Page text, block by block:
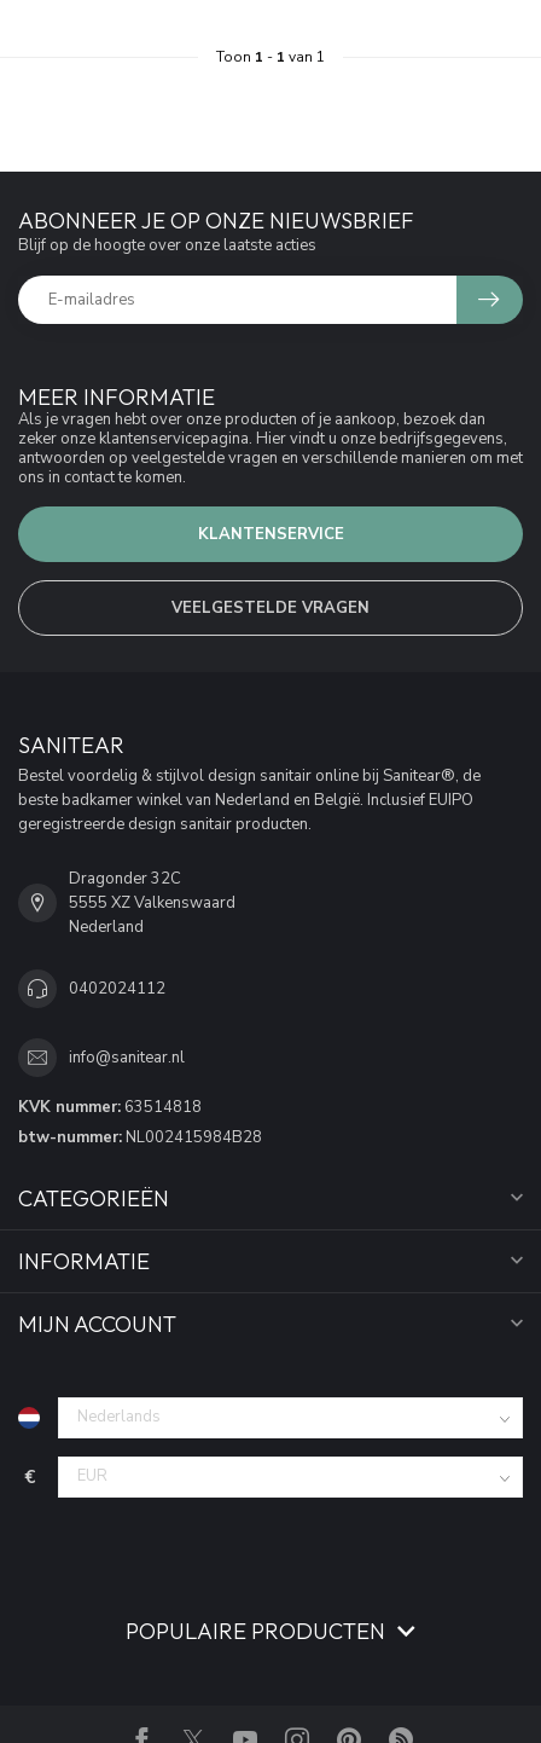
Toon 1 - 1 van 1
MEER INFORMATIE
Als je vragen hebt over onze producten of je aankoop, bezoek dan
zeker onze klantenservicepagina. Hier vindt u onze bedrijfsgegevens,
antwoorden op veelgestelde vragen en verschillende manieren om met
ons in contact te komen.
KLANTENSERVICE
VEELGESTELDE VRAGEN
ABONNEER JE OP ONZE NIEUWSBRIEF
Blijf op de hoogte over onze laatste acties
SANITEAR
Bestel voordelig & stijlvol design sanitair online bij Sanitear®, de
beste badkamer winkel van Nederland en België. Inclusief EUIPO
geregistreerde design sanitair producten.
Dragonder 32C
5555 XZ Valkenswaard
Nederland
0402024112
info@sanitear.nl
KVK nummer: 63514818
btw-nummer: NL002415984B28
CATEGORIEËN
INFORMATIE
MIJN ACCOUNT
€
POPULAIRE PRODUCTEN